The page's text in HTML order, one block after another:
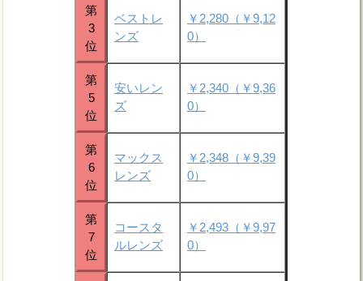
第
3
位
ベストレ
ンズ
￥2,280（￥9,12
0）
第
5
位
安いレン
ズ
￥2,340（￥9,36
0）
第
6
位
マックス
レンズ
￥2,348（￥9,39
0）
第
7
位
コースタ
ルレンズ
￥2,493（￥9,97
0）